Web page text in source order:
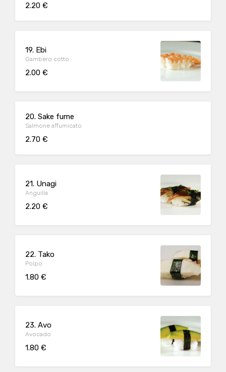
2.20 €
19. Ebi
Gambero cotto
2.00 €
20. Sake fume
Salmone affumicato
2.70 €
21. Unagi
Anguilla
2.20 €
22. Tako
Polpo
1.80 €
23. Avo
Avocado
1.80 €